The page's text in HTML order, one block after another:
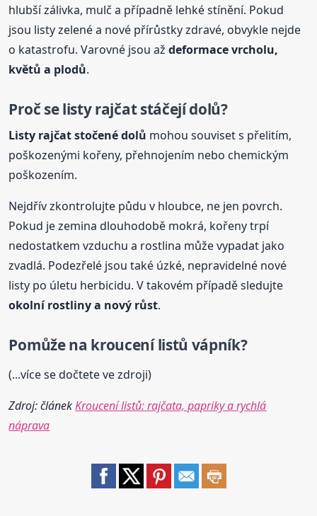
hlubší zálivka, mulč a případně lehké stínění. Pokud
jsou listy zelené a nové přírůstky zdravé, obvykle nejde
o katastrofu. Varovné jsou aždeformace vrcholu,
květů a plodů.
Proč se listy rajčat stáčejí dolů?
Listy rajčat stočené dolů mohou souviset s přelitím,
poškozenými kořeny, přehnojením nebo chemickým
poškozením.
Nejdřív zkontrolujte půdu v hloubce, ne jen povrch.
Pokud je zemina dlouhodobě mokrá, kořeny trpí
nedostatkem vzduchu a rostlina může vypadat jako
zvadlá. Podezřelé jsou také úzké, nepravidelné nové
listy po úletu herbicidu. V takovém případě sledujte
okolní rostliny a nový růst.
Pomůže na kroucení listů vápník?
(...více se dočtete ve zdroji)
Zdroj: článekKroucení listů: rajčata, papriky a rychlá
náprava